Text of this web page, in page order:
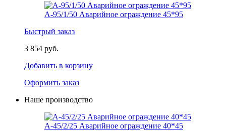
А-95/1/50 Аварийное ограждение 45*95
Быстрый заказ
3 854 руб.
Добавить в корзину
Оформить заказ
Наше производство
А-45/2/25 Аварийное ограждение 40*45